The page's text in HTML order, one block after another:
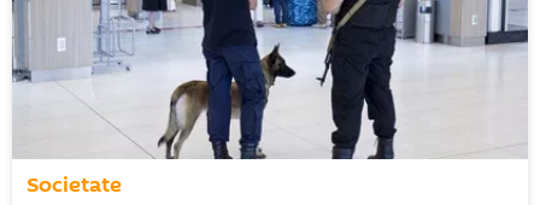
Societate